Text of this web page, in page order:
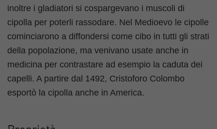
inoltre i gladiatori si cospargevano i muscoli di
cipolla per poterli rassodare. Nel Medioevo le cipolle
cominciarono a diffondersi come cibo in tutti gli strati
della popolazione, ma venivano usate anche in
medicina per contrastare ad esempio la caduta dei
capelli. A partire dal 1492, Cristoforo Colombo
esportò la cipolla anche in America.